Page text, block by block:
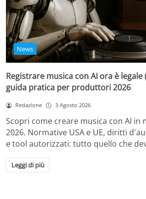
News
Registrare musica con AI ora è
guida pratica per produttori 2026
Redazione 3 Agosto 2026
Scopri come creare musica con AI in
2026. Normative USA e UE, diritti
e tool autorizzati: tutto quello che
Leggi di più